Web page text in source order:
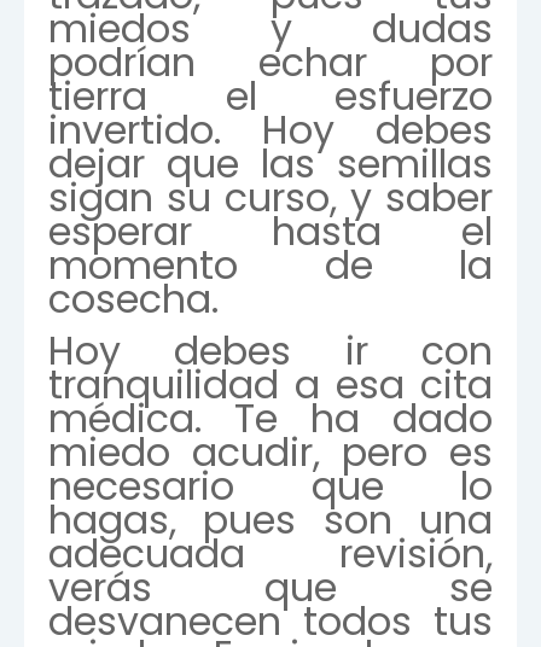
miedos y dudas
podrían echar por
tierra el esfuerzo
invertido. Hoy debes
dejar que las semillas
sigan su curso, y saber
esperar hasta el
momento de la
cosecha.
Hoy debes ir con
tranquilidad a esa cita
médica. Te ha dado
miedo acudir, pero es
necesario que lo
hagas, pues son una
adecuada revisión,
verás que se
desvanecen todos tus